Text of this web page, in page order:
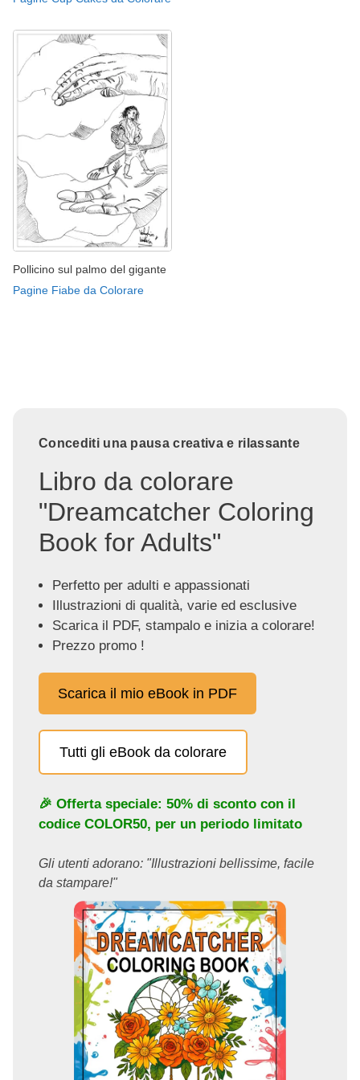
Pollicino sul palmo del gigante
Pagine Fiabe da Colorare
Concediti una pausa creativa e rilassante
Libro da colorare
"Dreamcatcher Coloring
Book for Adults"
Perfetto per adulti e appassionati
Illustrazioni di qualità, varie ed esclusive
Scarica il PDF, stampalo e inizia a colorare!
Prezzo promo !
Scarica il mio eBook in PDF
Tutti gli eBook da colorare
🎉 Offerta speciale: 50% di sconto con il
codice COLOR50, per un periodo limitato
Gli utenti adorano: "Illustrazioni bellissime, facile
da stampare!"